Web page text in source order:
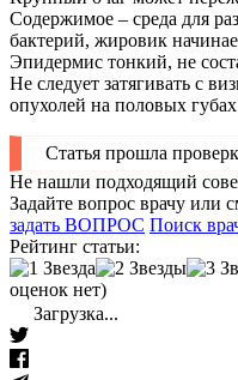
Содержимое – среда для
бактерий, жировик
Эпидермис тонкий, не
Не следует затягивать с
опухолей на половых
Статья прошла
Не нашли подходящий
Задайте вопрос врачу или
задать ВОПРОС Поиск
Рейтинг статьи:
оценок нет)
Загрузка...